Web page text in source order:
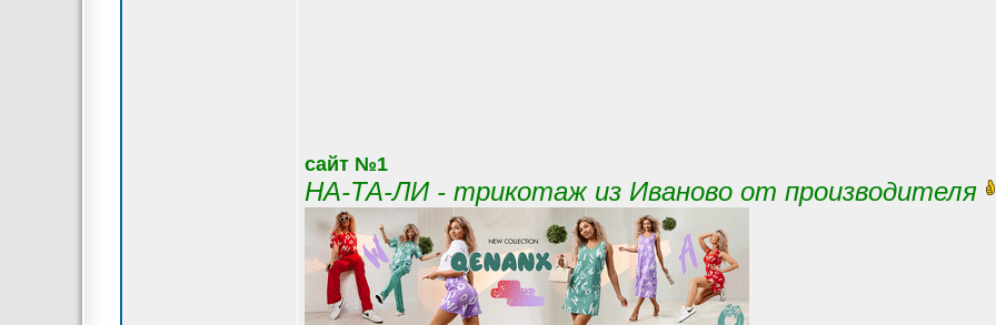
сайт №1
НА-ТА-ЛИ - трикотаж из Иваново от производителя